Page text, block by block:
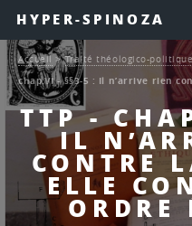
HYPER-SPINOZA
TTP -
IL
CONTRE
ELLE
ORDRE
Accueil >Traité théologico-politique
chap.VI - §§3-5 : Il n’arrive rien